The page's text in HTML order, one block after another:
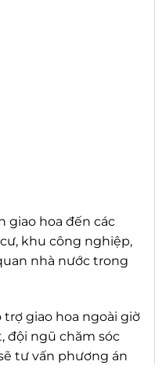
giao hoa đến các
khu công nghiệp,
nhà nước trong
giao hoa ngoài giờ
đội ngũ chăm sóc
tư vấn phương án